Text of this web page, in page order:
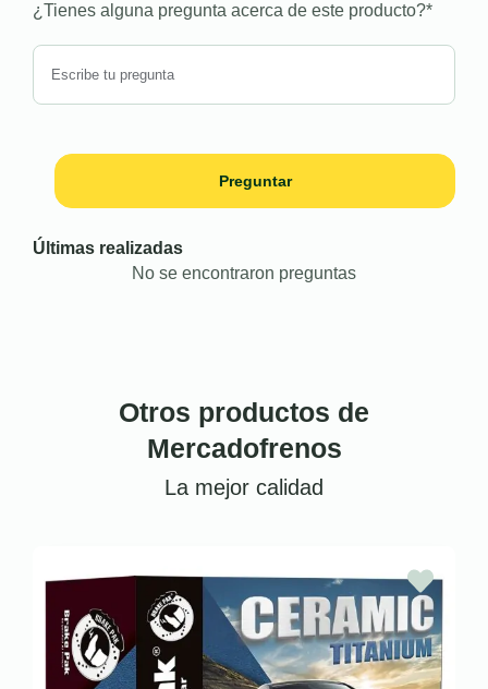
¿Tienes alguna pregunta acerca de este producto?*
Preguntar
Últimas realizadas
No se encontraron preguntas
Otros productos de
Mercadofrenos
La mejor calidad